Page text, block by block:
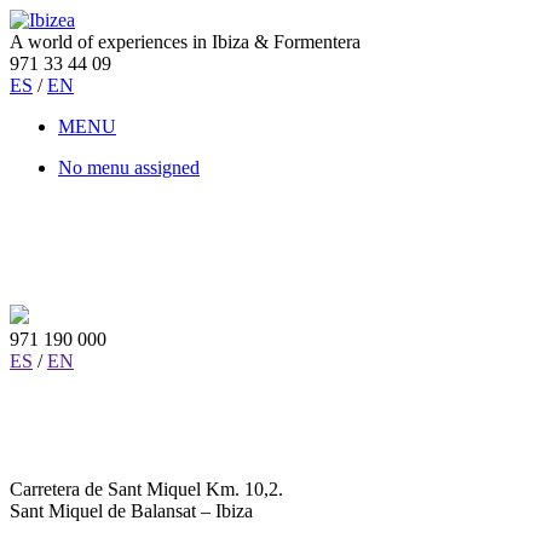
A world of experiences in Ibiza & Formentera
971 33 44 09
ES / EN
MENU
No menu assigned
971 190 000
ES / EN
Carretera de Sant Miquel Km. 10,2.
Sant Miquel de Balansat – Ibiza